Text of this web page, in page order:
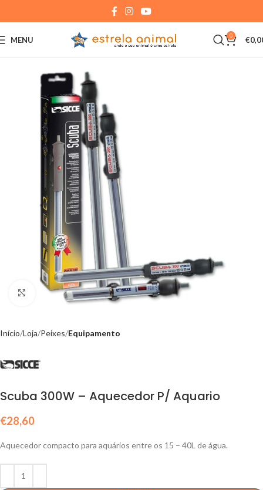
MENU 0 €
Click to enlarge
Início Loja Peixes Equipamento
Scuba 300W – Aquecedor P/ Aquario
€28,60
Aquecedor compacto para aquários entre os 15 – 40L de água.